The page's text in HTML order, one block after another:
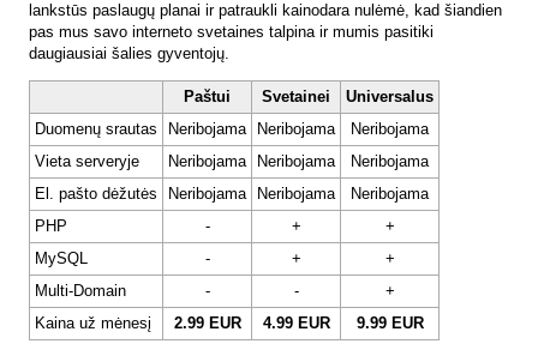
lankstūs paslaugų planai ir patraukli kainodara nulėmė, kad šiandien
pas mus savo interneto svetaines talpina ir mumis pasitiki
daugiausiai šalies gyventojų.
Paštui Svetainei
Universalus
Duomenų srautas
Neribojama Neribojama
Neribojama
Vieta serveryje
Neribojama Neribojama
Neribojama
El. pašto dėžutės
Neribojama Neribojama
Neribojama
PHP
- +
+
MySQL
- +
+
Multi-Domain
- -
+
Kaina už mėnesį
2.99 EUR 4.99 EUR 9.99 EUR